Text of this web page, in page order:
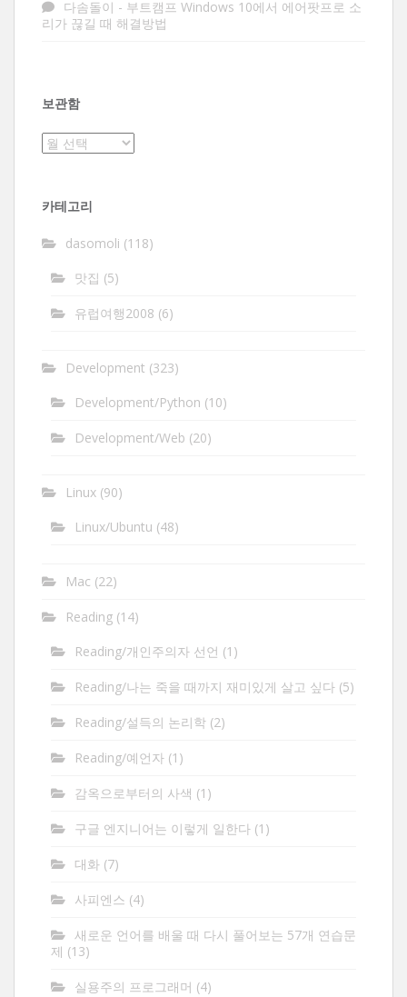
다솜돌이 - 부트캠프 Windows 10에서 에어팟프로 소
리가 끊길 때 해결방법
보관함
보
카테고리
dasomoli (118)
맛집 (5)
유럽여행2008 (6)
Development (323)
Development/Python (10)
Development/Web (20)
Linux (90)
Linux/Ubuntu (48)
Mac (22)
Reading (14)
Reading/개인주의자 선언 (1)
Reading/나는 죽을 때까지 재미있게 살고 싶다 (5)
Reading/설득의 논리학 (2)
Reading/예언자 (1)
감옥으로부터의 사색 (1)
구글 엔지니어는 이렇게 일한다 (1)
대화 (7)
사피엔스 (4)
새로운 언어를 배울 때 다시 풀어보는 57개 연습문
제 (13)
실용주의 프로그래머 (4)